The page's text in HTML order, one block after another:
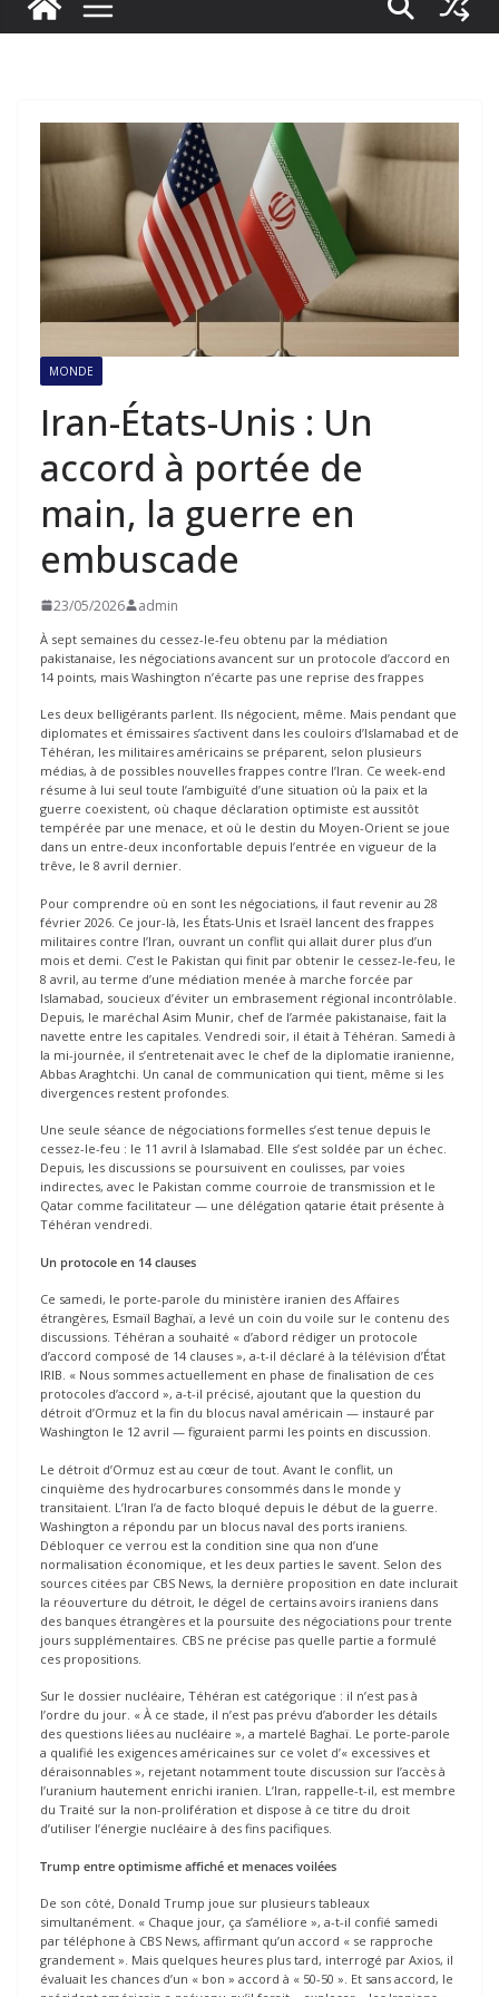
MONDE
Iran-États-Unis : Un
accord à portée de
main, la guerre en
embuscade
23/05/2026 admin
À sept semaines du cessez-le-feu obtenu par la médiation
pakistanaise, les négociations avancent sur un protocole d’accord en
14 points, mais Washington n’écarte pas une reprise des frappes
Les deux belligérants parlent. Ils négocient, même. Mais pendant que
diplomates et émissaires s’activent dans les couloirs d’Islamabad et de
Téhéran, les militaires américains se préparent, selon plusieurs
médias, à de possibles nouvelles frappes contre l’Iran. Ce week-end
résume à lui seul toute l’ambiguïté d’une situation où la paix et la
guerre coexistent, où chaque déclaration optimiste est aussitôt
tempérée par une menace, et où le destin du Moyen-Orient se joue
dans un entre-deux inconfortable depuis l’entrée en vigueur de la
trêve, le 8 avril dernier.
Pour comprendre où en sont les négociations, il faut revenir au 28
février 2026. Ce jour-là, les États-Unis et Israël lancent des frappes
militaires contre l’Iran, ouvrant un conflit qui allait durer plus d’un
mois et demi. C’est le Pakistan qui finit par obtenir le cessez-le-feu, le
8 avril, au terme d’une médiation menée à marche forcée par
Islamabad, soucieux d’éviter un embrasement régional incontrôlable.
Depuis, le maréchal Asim Munir, chef de l’armée pakistanaise, fait la
navette entre les capitales. Vendredi soir, il était à Téhéran. Samedi à
la mi-journée, il s’entretenait avec le chef de la diplomatie iranienne,
Abbas Araghtchi. Un canal de communication qui tient, même si les
divergences restent profondes.
Une seule séance de négociations formelles s’est tenue depuis le
cessez-le-feu : le 11 avril à Islamabad. Elle s’est soldée par un échec.
Depuis, les discussions se poursuivent en coulisses, par voies
indirectes, avec le Pakistan comme courroie de transmission et le
Qatar comme facilitateur — une délégation qatarie était présente à
Téhéran vendredi.
Un protocole en 14 clauses
Ce samedi, le porte-parole du ministère iranien des Affaires
étrangères, Esmaïl Baghaï, a levé un coin du voile sur le contenu des
discussions. Téhéran a souhaité « d’abord rédiger un protocole
d’accord composé de 14 clauses », a-t-il déclaré à la télévision d’État
IRIB. « Nous sommes actuellement en phase de finalisation de ces
protocoles d’accord », a-t-il précisé, ajoutant que la question du
détroit d’Ormuz et la fin du blocus naval américain — instauré par
Washington le 12 avril — figuraient parmi les points en discussion.
Le détroit d’Ormuz est au cœur de tout. Avant le conflit, un
cinquième des hydrocarbures consommés dans le monde y
transitaient. L’Iran l’a de facto bloqué depuis le début de la guerre.
Washington a répondu par un blocus naval des ports iraniens.
Débloquer ce verrou est la condition sine qua non d’une
normalisation économique, et les deux parties le savent. Selon des
sources citées par CBS News, la dernière proposition en date inclurait
la réouverture du détroit, le dégel de certains avoirs iraniens dans
des banques étrangères et la poursuite des négociations pour trente
jours supplémentaires. CBS ne précise pas quelle partie a formulé
ces propositions.
Sur le dossier nucléaire, Téhéran est catégorique : il n’est pas à
l’ordre du jour. « À ce stade, il n’est pas prévu d’aborder les détails
des questions liées au nucléaire », a martelé Baghaï. Le porte-parole
a qualifié les exigences américaines sur ce volet d’« excessives et
déraisonnables », rejetant notamment toute discussion sur l’accès à
l’uranium hautement enrichi iranien. L’Iran, rappelle-t-il, est membre
du Traité sur la non-prolifération et dispose à ce titre du droit
d’utiliser l’énergie nucléaire à des fins pacifiques.
Trump entre optimisme affiché et menaces voilées
De son côté, Donald Trump joue sur plusieurs tableaux
simultanément. « Chaque jour, ça s’améliore », a-t-il confié samedi
par téléphone à CBS News, affirmant qu’un accord « se rapproche
grandement ». Mais quelques heures plus tard, interrogé par Axios, il
évaluait les chances d’un « bon » accord à « 50-50 ». Et sans accord, le